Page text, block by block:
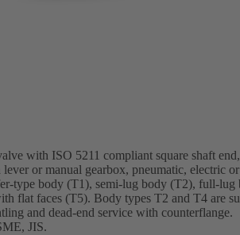
with ISO 5211 compliant square shaft
or manual gearbox, pneumatic, electric or
type body (T1), semi-lug body (T2), full-lug
flat faces (T5). Body types T2 and T4 are
and dead-end service with counterflange.
JIS.